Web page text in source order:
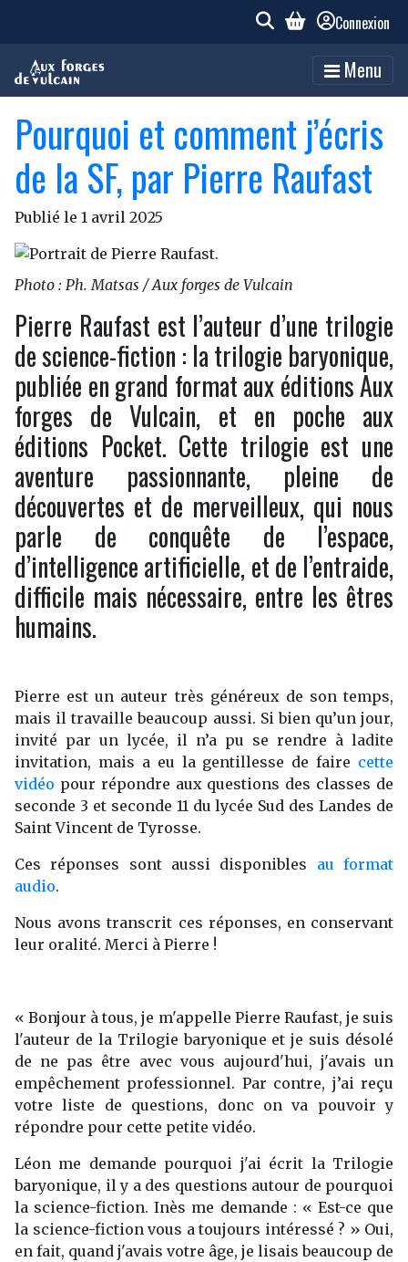
Connexion
Menu
Pourquoi et comment j’écris
de la SF, par Pierre Raufast
Publié le 1 avril 2025
Photo : Ph. Matsas / Aux forges de Vulcain
Pierre Raufast est l’auteur d’une trilogie
de science-fiction : la trilogie baryonique,
publiée en grand format aux éditions Aux
forges de Vulcain, et en poche aux
éditions Pocket. Cette trilogie est une
aventure passionnante, pleine de
découvertes et de merveilleux, qui nous
parle de conquête de l’espace,
d’intelligence artificielle, et de l’entraide,
difficile mais nécessaire, entre les êtres
humains.
Pierre est un auteur très généreux de son temps,
mais il travaille beaucoup aussi. Si bien qu’un jour,
invité par un lycée, il n’a pu se rendre à ladite
invitation, mais a eu la gentillesse de faire cette
vidéo pour répondre aux questions des classes de
seconde 3 et seconde 11 du lycée Sud des Landes de
Saint Vincent de Tyrosse.
Ces réponses sont aussi disponibles au format
audio.
Nous avons transcrit ces réponses, en conservant
leur oralité. Merci à Pierre !
« Bonjour à tous, je m'appelle Pierre Raufast, je suis
l'auteur de la Trilogie baryonique et je suis désolé
de ne pas être avec vous aujourd'hui, j'avais un
empêchement professionnel. Par contre, j’ai reçu
votre liste de questions, donc on va pouvoir y
répondre pour cette petite vidéo.
Léon me demande pourquoi j'ai écrit la Trilogie
baryonique, il y a des questions autour de pourquoi
la science-fiction. Inès me demande : « Est-ce que
la science-fiction vous a toujours intéressé ? » Oui,
en fait, quand j'avais votre âge, je lisais beaucoup de